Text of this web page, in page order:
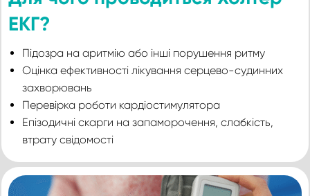
ЕКГ?
Підозра на аритмію або інші порушення ритму
Оцінка ефективності лікування серцево-судинних
захворювань
Перевірка роботи кардіостимулятора
Епізодичні скарги на запаморочення, слабкість,
втрату свідомості